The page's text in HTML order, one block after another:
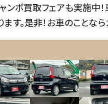
ンボ買取フェアも実施中
ます。是非！お車のこと